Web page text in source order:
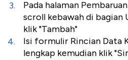
Pada halaman
scroll kebawah di bagian
klik "Tambah"
Isi formulir Rincian Data
lengkap kemudian klik